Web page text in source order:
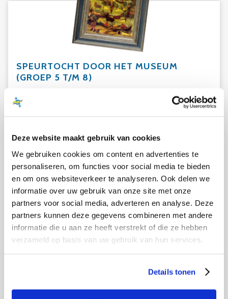
Deze website maakt gebruik van cookies
We gebruiken cookies om content en advertenties te
personaliseren, om functies voor social media te bieden
en om ons websiteverkeer te analyseren. Ook delen we
informatie over uw gebruik van onze site met onze
partners voor social media, adverteren en analyse. Deze
partners kunnen deze gegevens combineren met andere
informatie die u aan ze heeft verstrekt of die ze hebben
verzameld op basis van uw gebruik van hun services.
Details tonen
SPEURTOCHT DOOR HET MUSEUM
(GROEP 5 T/M 8)
(speciaal voor kinderen) van 20 minuten. Zo
krijgen ze een leuke inleiding op hun bezoek
ondernemen de kinderen een speurtocht door
de vaste tentoonstelling.
Periode
gehele jaar van maandag t/m
vrijdag.
Groep
maximaal 35 personen.
Begeleiding
Museummedewerker met
begeleider ouder/leerkrachten
per 10 leerlingen.
(museum+speurtocht)